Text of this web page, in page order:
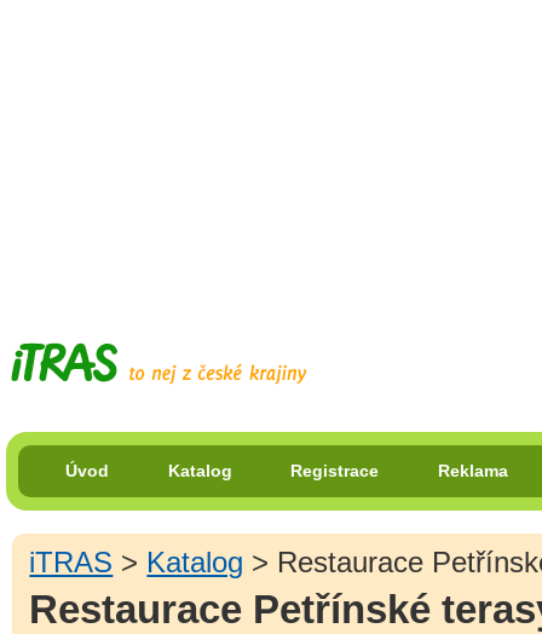
Úvod Katalog Registrace Reklama
iTRAS > Katalog > Restaurace
Restaurace Petřínské